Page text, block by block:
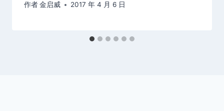
作者金启威 2017 年 4 月 6 日